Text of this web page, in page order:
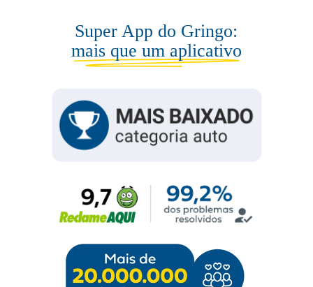
Super App do Gringo:
mais que um aplicativo